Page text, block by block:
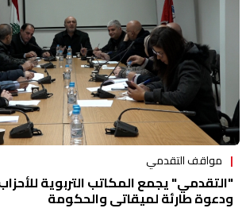
مواقف التقدمي
ودعوة طارئة لميقاتي والحكومة